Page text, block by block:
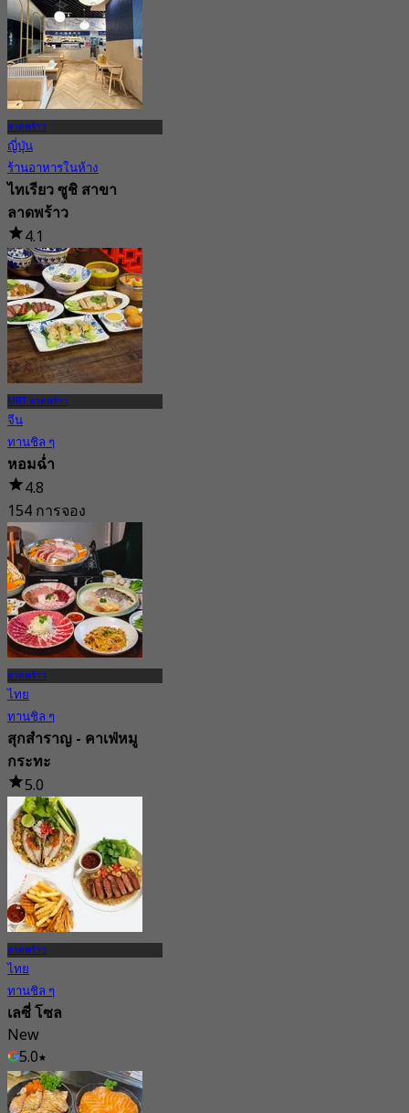
ลาดพร้าว
ญี่ปุ่น
ร้านอาหารในห้าง
ไทเรียว ซูชิ สาขา
ลาดพร้าว
4.1
15 การจอง
จาก฿ 1,199
MRT ลาดพร้าว
จีน
ทานชิล ๆ
หอมฉ่ำ
4.8
154 การจอง
จาก฿ 160
ลาดพร้าว
ไทย
ทานชิล ๆ
สุกสำราญ - คาเฟ่หมู
กระทะ
5.0
100 การจอง
จาก฿ 322.5
ลาดพร้าว
ไทย
ทานชิล ๆ
เลซี่ โซล
New
5.0
จาก฿ 383.33